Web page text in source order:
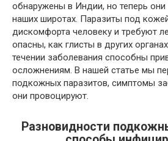
обнаружены в Индии, но теперь они
наших широтах. Паразиты под
дискомфорта человеку и требуют
опасны, как глисты в других
течении заболевания способны
осложнениям. В нашей статье мы
подкожных паразитов, симптомы
они провоцируют.
Разновидности